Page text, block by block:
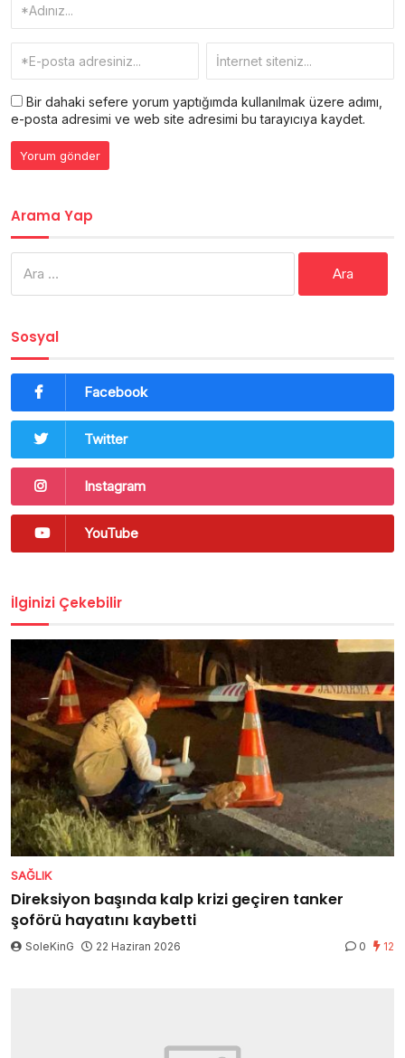
Bir dahaki sefere yorum yaptığımda kullanılmak üzere adımı,
e-posta adresimi ve web site adresimi bu tarayıcıya kaydet.
Arama Yap
Sosyal
Facebook
Twitter
Instagram
YouTube
İlginizi Çekebilir
SAĞLIK
Direksiyon başında kalp krizi geçiren tanker
şoförü hayatını kaybetti
SoleKinG 22 Haziran 2026 0 12